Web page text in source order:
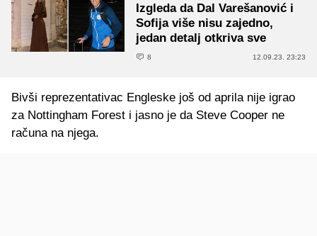
Izgleda da Dal Varešanović i
Sofija više nisu zajedno,
jedan detalj otkriva sve
8 12.09.23. 23:23
Bivši reprezentativac Engleske još od aprila nije igrao
za Nottingham Forest i jasno je da Steve Cooper ne
računa na njega.